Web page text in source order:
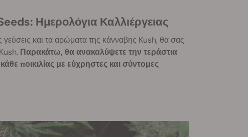
Ημερολόγια Καλλιέργειας
γεύσεις και τα αρώματα της κάνναβης Kush, θα σας
Παρακάτω, θα ανακαλύψετε την τεράστια
ποικιλίας με εύχρηστες και σύντομες